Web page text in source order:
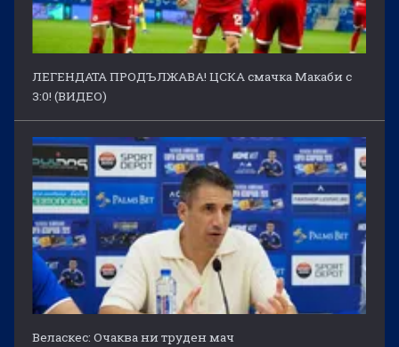
ЛЕГЕНДАТА ПРОДЪЛЖАВА! ЦСКА смачка Макаби с
3:0! (ВИДЕО)
Веласкес: Очаква ни труден мач